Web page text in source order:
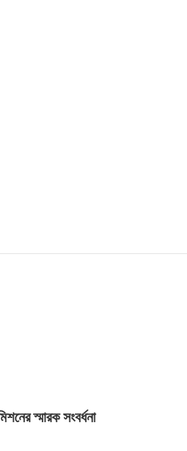
স্মারক সংবর্ধনা